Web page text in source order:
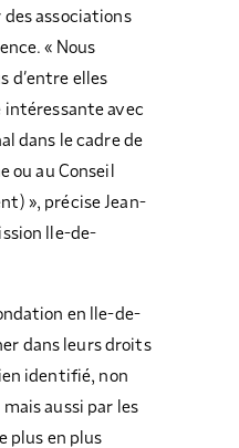
des associations
« Nous
d’entre elles
avec
dans le cadre de
au Conseil
», précise Jean-
Ile-de-
en Ile-de-
dans leurs droits
identifié, non
aussi par les
plus en plus